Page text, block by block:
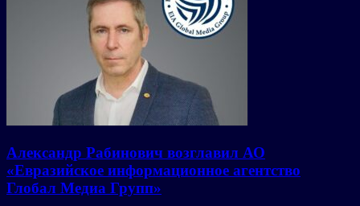
Александр Рабинович возглавил АО
«Евразийское информационное агентство
Глобал Медиа Групп»